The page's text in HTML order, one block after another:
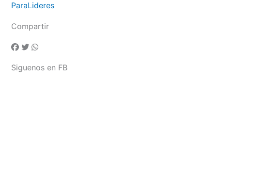
ParaLideres
Compartir
Siguenos en FB